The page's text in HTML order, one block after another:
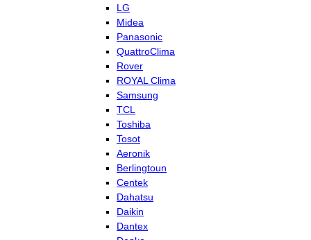
LG
Midea
Panasonic
QuattroClima
Rover
ROYAL Clima
Samsung
TCL
Toshiba
Tosot
Aeronik
Berlingtoun
Centek
Dahatsu
Daikin
Dantex